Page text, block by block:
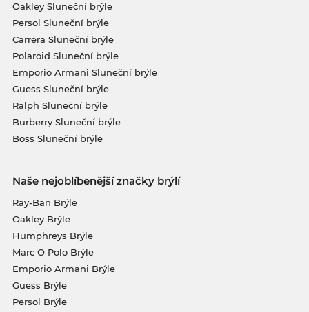
Oakley Sluneční brýle
Persol Sluneční brýle
Carrera Sluneční brýle
Polaroid Sluneční brýle
Emporio Armani Sluneční brýle
Guess Sluneční brýle
Ralph Sluneční brýle
Burberry Sluneční brýle
Boss Sluneční brýle
Naše nejoblíbenější značky brýlí
Ray-Ban Brýle
Oakley Brýle
Humphreys Brýle
Marc O Polo Brýle
Emporio Armani Brýle
Guess Brýle
Persol Brýle